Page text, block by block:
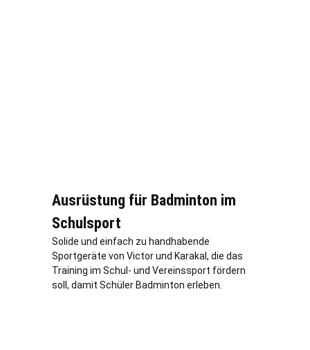
Ausrüstung für Badminton im
Schulsport
Solide und einfach zu handhabende
Sportgeräte von Victor und Karakal, die das
Training im Schul- und Vereinssport fördern
soll, damit Schüler Badminton erleben.